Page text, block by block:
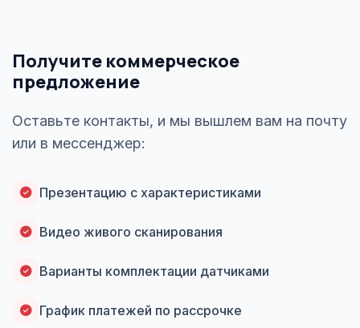
Получите коммерческое
предложение
Оставьте контакты, и мы вышлем вам на почту
или в мессенджер:
Презентацию с характеристиками
Видео живого сканирования
Варианты комплектации датчиками
График платежей по рассрочке